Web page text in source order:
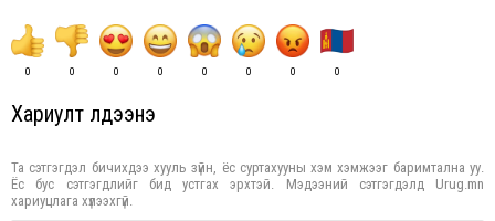
0 0 0 0 0 0 0 0
Хариулт үлдээнэ үү
Та сэтгэгдэл бичихдээ хууль зүйн, ёс суртахууны хэм хэмжээг баримтална уу.
Ёс бус сэтгэгдлийг бид устгах эрхтэй. Мэдээний сэтгэгдэлд Urug.mn
хариуцлага хүлээхгүй.